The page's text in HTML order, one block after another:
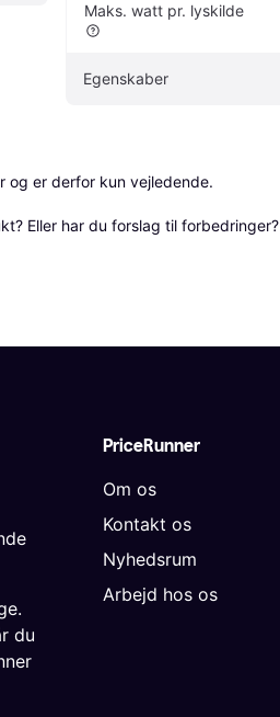
Maks. watt pr. lyskilde
Egenskaber
og er derfor kun vejledende.
Eller har du forslag til forbedringer?
PriceRunner
Om os
Kontakt os
Nyhedsrum
Arbejd hos os
du